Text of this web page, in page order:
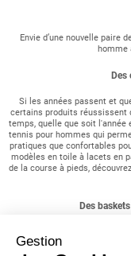
Gestion
Envie d’une nouvelle paire
homme
Si les années passent et
certains produits réussissent
temps, quelle que soit
tennis pour hommes qui
pratiques que confortables
modèles en toile à lacets en
de la course à pieds,
Des
sportif et recherchez des